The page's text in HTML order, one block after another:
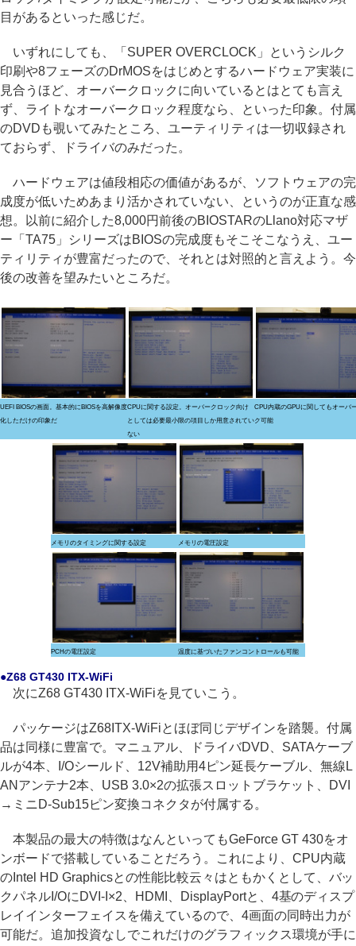
目があるといった感じだ。
いずれにしても、「SUPER OVERCLOCK」というシルク
印刷や8フェーズのDrMOSをはじめとするハードウェア実装に
見合うほど、オーバークロックに向いているとはとても言え
ず、ライトなオーバークロック程度なら、といった印象。付属
のDVDも覗いてみたところ、ユーティリティは一切収録され
ておらず、ドライバのみだった。
ハードウェアは値段相応の価値があるが、ソフトウェアの完
成度が低いためあまり活かされていない、というのが正直な感
想。以前に紹介した8,000円前後のBIOSTARのLlano対応マザ
ー「TA75」シリーズはBIOSの完成度もそこそこなうえ、ユー
ティリティが豊富だったので、それとは対照的と言えよう。今
後の改善を望みたいところだ。
UEFI BIOSの画面。基本的にBIOSを高解像度
化しただけの印象だ
CPUに関する設定。オーバークロック向け
としては必要最小限の項目しか用意されてい
ない
CPU内蔵のGPUに関してもオーバ
ク可能
メモリのタイミングに関する設定 メモリの電圧設定
PCHの電圧設定 温度に基づいたファンコントロールも可能
●Z68 GT430 ITX-WiFi
次にZ68 GT430 ITX-WiFiを見ていこう。
パッケージはZ68ITX-WiFiとほぼ同じデザインを踏襲。付属
品は同様に豊富で。マニュアル、ドライバDVD、SATAケーブ
ルが4本、I/Oシールド、12V補助用4ピン延長ケーブル、無線L
ANアンテナ2本、USB 3.0×2の拡張スロットブラケット、DVI
→ミニD-Sub15ピン変換コネクタが付属する。
本製品の最大の特徴はなんといってもGeForce GT 430をオ
ンボードで搭載していることだろう。これにより、CPU内蔵
のIntel HD Graphicsとの性能比較云々はともかくとして、バッ
クパネルI/OにDVI-I×2、HDMI、DisplayPortと、4基のディスプ
レイインターフェイスを備えているので、4画面の同時出力が
可能だ。追加投資なしでこれだけのグラフィックス環境が手に